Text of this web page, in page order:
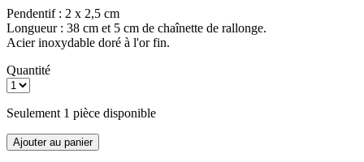
Pendentif : 2 x 2,5 cm
Longueur : 38 cm et 5 cm de chaînette de rallonge.
Acier inoxydable doré à l'or fin.
Quantité
Seulement 1 pièce disponible
Ajouter au panier